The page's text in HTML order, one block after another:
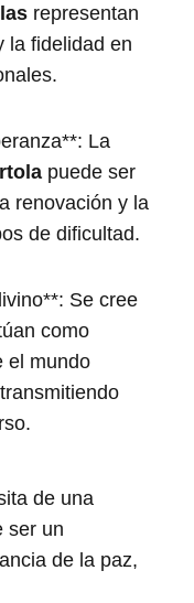
representan
la fidelidad en
La
puede ser
renovación y la
de dificultad.
Se cree
como
el mundo
de una
ser un
de la paz,